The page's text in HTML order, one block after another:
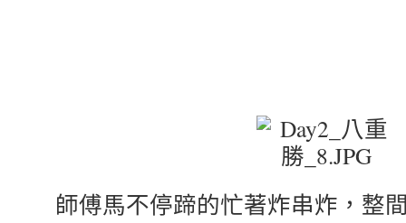
師傅馬不停蹄的忙著炸串炸，整